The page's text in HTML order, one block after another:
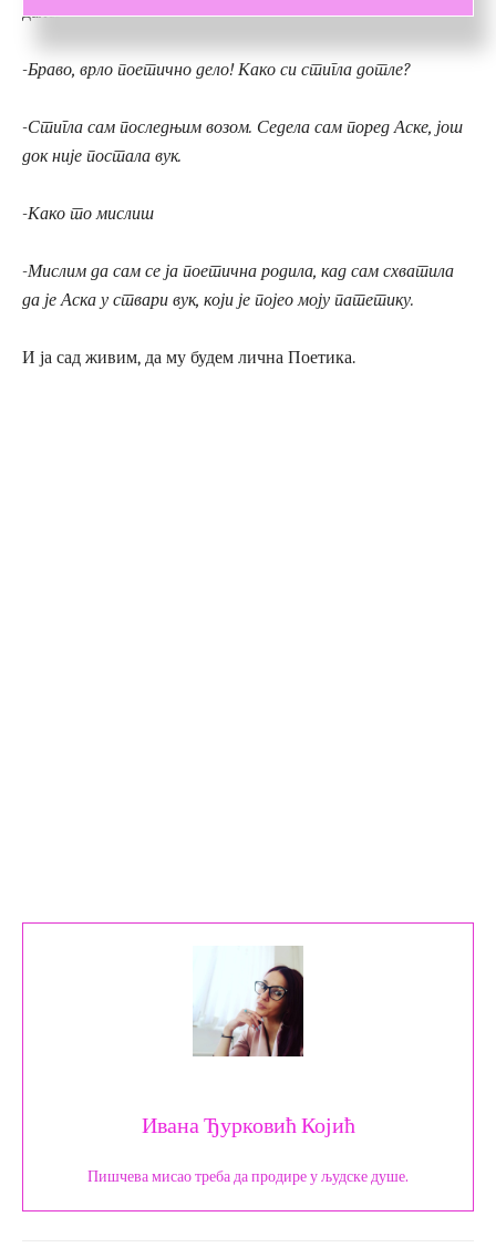
далеко од куће.
-Браво, врло поетично дело! Како си стигла дотле?
-Стигла сам последњим возом. Седела сам поред Аске, још
док није постала вук.
-Како то мислиш
-Мислим да сам се ја поетична родила, кад сам схватила
да је Аска у ствари вук, који је појео моју патетику.
И ја сад живим, да му будем лична Поетика.
Ивана Ђурковић Којић
Пишчева мисао треба да продире у људске душе.